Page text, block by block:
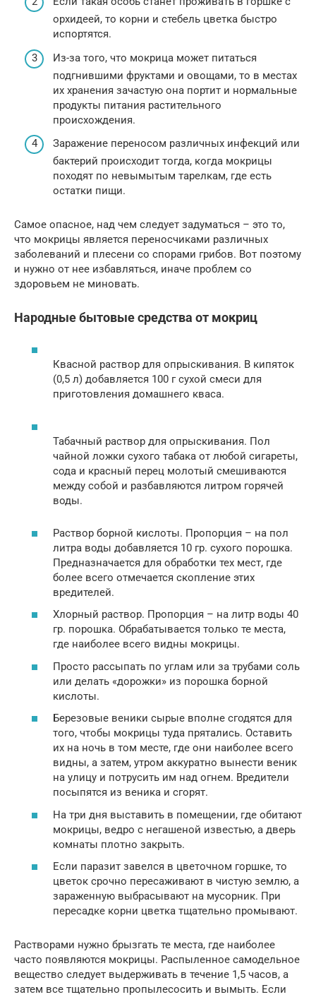
орхидеей, то корни и стебель цветка быстро
испортятся.
Из-за того, что мокрица может питаться
подгнившими фруктами и овощами, то в местах
их хранения зачастую она портит и нормальные
продукты питания растительного
происхождения.
Заражение переносом различных инфекций или
бактерий происходит тогда, когда мокрицы
походят по невымытым тарелкам, где есть
остатки пищи.
Самое опасное, над чем следует задуматься – это то,
что мокрицы является переносчиками различных
заболеваний и плесени со спорами грибов. Вот поэтому
и нужно от нее избавляться, иначе проблем со
здоровьем не миновать.
Народные бытовые средства от мокриц
Квасной раствор для опрыскивания. В кипяток
(0,5 л) добавляется 100 г сухой смеси для
приготовления домашнего кваса.
Табачный раствор для опрыскивания. Пол
чайной ложки сухого табака от любой сигареты,
сода и красный перец молотый смешиваются
между собой и разбавляются литром горячей
воды.
Раствор борной кислоты. Пропорция – на пол
литра воды добавляется 10 гр. сухого порошка.
Предназначается для обработки тех мест, где
более всего отмечается скопление этих
вредителей.
Хлорный раствор. Пропорция – на литр воды 40
гр. порошка. Обрабатывается только те места,
где наиболее всего видны мокрицы.
Просто рассыпать по углам или за трубами соль
или делать «дорожки» из порошка борной
кислоты.
Березовые веники сырые вполне сгодятся для
того, чтобы мокрицы туда прятались. Оставить
их на ночь в том месте, где они наиболее всего
видны, а затем, утром аккуратно вынести веник
на улицу и потрусить им над огнем. Вредители
посыпятся из веника и сгорят.
На три дня выставить в помещении, где обитают
мокрицы, ведро с негашеной известью, а дверь
комнаты плотно закрыть.
Если паразит завелся в цветочном горшке, то
цветок срочно пересаживают в чистую землю, а
зараженную выбрасывают на мусорник. При
пересадке корни цветка тщательно промывают.
Растворами нужно брызгать те места, где наиболее
часто появляются мокрицы. Распыленное самодельное
вещество следует выдерживать в течение 1,5 часов, а
затем все тщательно пропылесосить и вымыть. Если